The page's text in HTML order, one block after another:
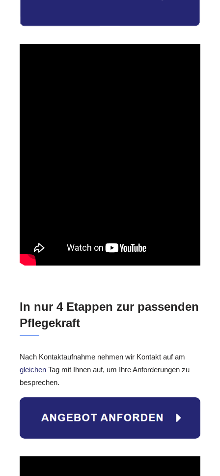
In nur 4 Etappen zur passenden
Pflegekraft
Nach Kontaktaufnahme nehmen wir Kontakt auf am
gleichen Tag mit Ihnen auf, um Ihre Anforderungen zu
besprechen.